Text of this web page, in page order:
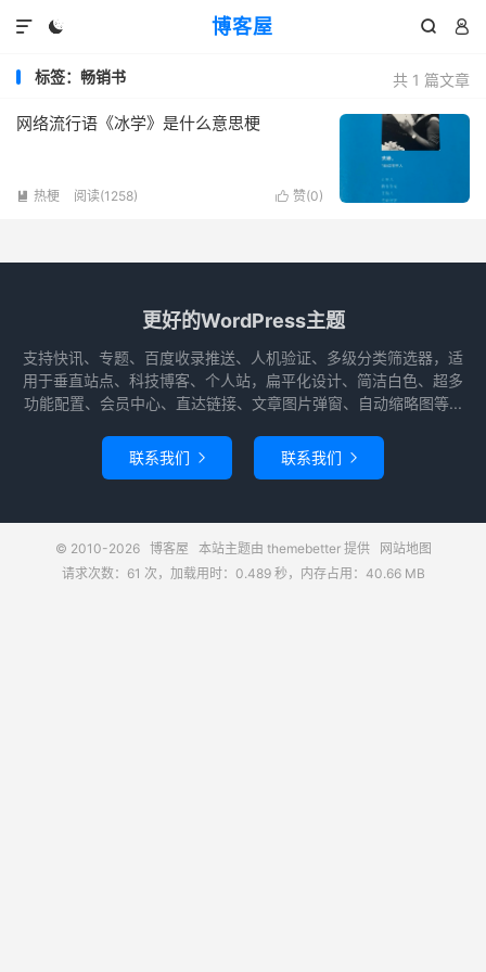
博客屋
  

共 1 篇文章
标签：畅销书
网络流行语《冰学》是什么意思梗
 赞(0)
 热梗 阅读(1258)
更好的WordPress主题
支持快讯、专题、百度收录推送、人机验证、多级分类筛选器，适
用于垂直站点、科技博客、个人站，扁平化设计、简洁白色、超多
功能配置、会员中心、直达链接、文章图片弹窗、自动缩略图等...
联系我们  联系我们 
© 2010-2026 博客屋 本站主题由 themebetter提供
网站地图
请求次数：61 次，加载用时：0.489 秒，内存占用：40.66 MB